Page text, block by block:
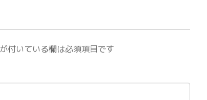
が付いている欄は必須項目です